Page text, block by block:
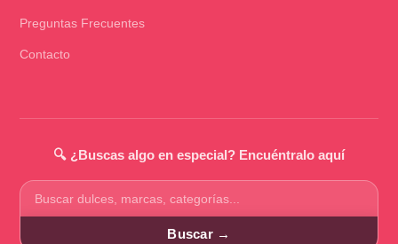
Preguntas Frecuentes
Contacto
🔍 ¿Buscas algo en especial? Encuéntralo aquí
Buscar
productos
Buscar →